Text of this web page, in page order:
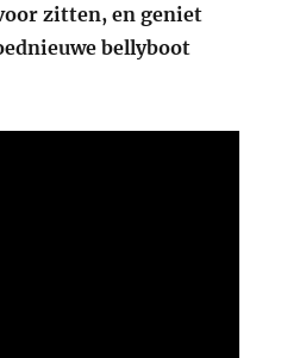
zitten, en geniet
bellyboot